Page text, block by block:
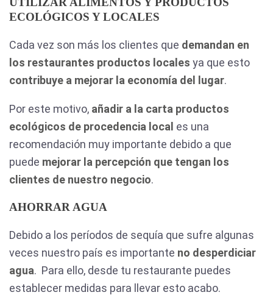
ECOLÓGICOS Y LOCALES
Cada vez son más los clientes que demandan en
los restaurantes productos locales ya que esto
contribuye a mejorar la economía del lugar.
Por este motivo, añadir a la carta productos
ecológicos de procedencia local es una
recomendación muy importante debido a que
puede mejorar la percepción que tengan los
clientes de nuestro negocio.
AHORRAR AGUA
Debido a los períodos de sequía que sufre algunas
veces nuestro país es importante no desperdiciar
agua. Para ello, desde tu restaurante puedes
establecer medidas para llevar esto acabo.